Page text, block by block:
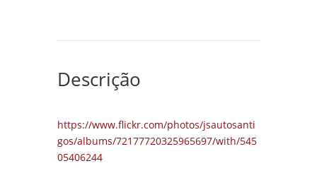
Descrição
https://www.flickr.com/photos/jsautosanti
gos/albums/72177720325965697/with/545
05406244